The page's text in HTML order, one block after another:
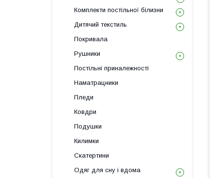
Комплекти постільної білизни
Дитячий текстиль
Покривала
Рушники
Постільні приналежності
Наматрацники
Пледи
Ковдри
Подушки
Килимки
Скатертини
Одяг для сну і вдома